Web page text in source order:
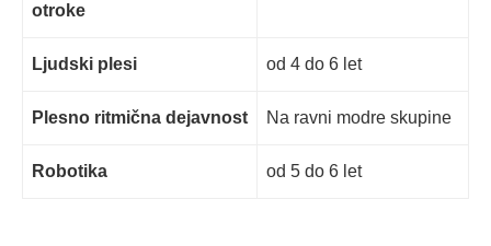
otroke
Ljudski plesi od 4 do 6 let
Plesno ritmična dejavnost Na ravni modre skupine
Robotika od 5 do 6 let